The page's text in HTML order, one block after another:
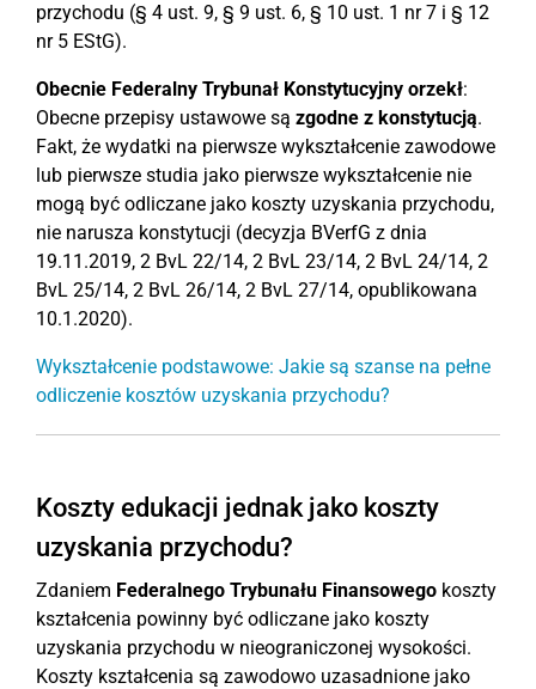
przychodu (§ 4 ust. 9, § 9 ust. 6, § 10 ust. 1 nr 7 i § 12
nr 5 EStG).
Obecnie Federalny Trybunał Konstytucyjny orzekł:
Obecne przepisy ustawowe są zgodne z konstytucją.
Fakt, że wydatki na pierwsze wykształcenie zawodowe
lub pierwsze studia jako pierwsze wykształcenie nie
mogą być odliczane jako koszty uzyskania przychodu,
nie narusza konstytucji (decyzja BVerfG z dnia
19.11.2019, 2 BvL 22/14, 2 BvL 23/14, 2 BvL 24/14, 2
BvL 25/14, 2 BvL 26/14, 2 BvL 27/14, opublikowana
10.1.2020).
Wykształcenie podstawowe: Jakie są szanse na pełne
odliczenie kosztów uzyskania przychodu?
Koszty edukacji jednak jako koszty
uzyskania przychodu?
Zdaniem Federalnego Trybunału Finansowego koszty
kształcenia powinny być odliczane jako koszty
uzyskania przychodu w nieograniczonej wysokości.
Koszty kształcenia są zawodowo uzasadnione jako